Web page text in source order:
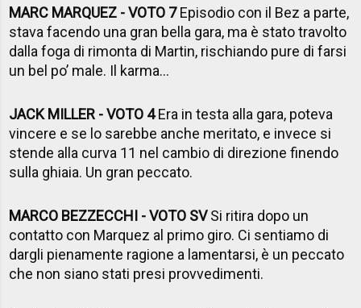
MARC MARQUEZ - VOTO 7Episodio con il Bez a parte,
stava facendo una gran bella gara, ma è stato travolto
dalla foga di rimonta di Martin, rischiando pure di farsi
un bel po’ male. Il karma...
JACK MILLER - VOTO 4Era in testa alla gara, poteva
vincere e se lo sarebbe anche meritato, e invece si
stende alla curva 11 nel cambio di direzione finendo
sulla ghiaia. Un gran peccato.
MARCO BEZZECCHI - VOTO SVSi ritira dopo un
contatto con Marquez al primo giro. Ci sentiamo di
dargli pienamente ragione a lamentarsi, è un peccato
che non siano stati presi provvedimenti.